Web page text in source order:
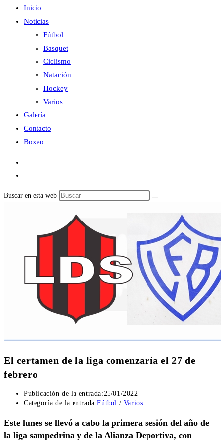
Inicio
Noticias
Fútbol
Basquet
Ciclismo
Natación
Hockey
Varios
Galería
Contacto
Boxeo
Buscar en esta web
El certamen de la liga comenzaría el 27 de
febrero
Publicación de la entrada:25/01/2022
Categoría de la entrada:Fútbol / Varios
Este lunes se llevó a cabo la primera sesión del año de
la liga sampedrina y de la Alianza Deportiva, con